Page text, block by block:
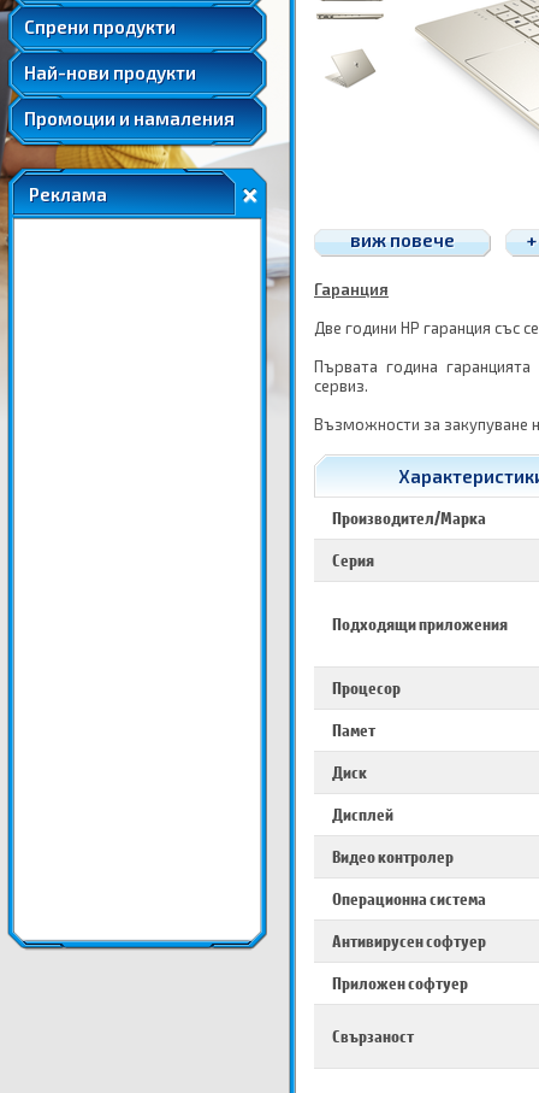
Спрени продукти
Удължени и допълнителни гаранции
Най-нови продукти
Промоции и намаления
Реклама
виж повече
Гаранция
Две години HP гаранция със
Първата година
сервиз.
Възможности за закупуване
Производител/Марка
Серия
Подходящи приложения
Процесор
Памет
Диск
Дисплей
Видео контролер
Операционна система
Антивирусен софтуер
Приложен софтуер
Свързаност